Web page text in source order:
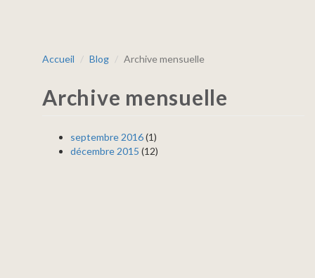
Accueil Blog Archive mensuelle
Archive mensuelle
septembre 2016(1)
décembre 2015 (12)